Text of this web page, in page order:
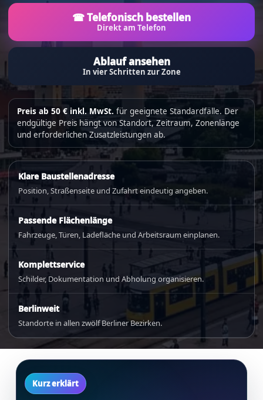
☎ Telefonisch bestellen
Direkt am Telefon
Ablauf ansehen
In vier Schritten zur Zone
Preis ab 50 € inkl. MwSt. für geeignete Standardfälle. Der
endgültige Preis hängt von Standort, Zeitraum, Zonenlänge
und erforderlichen Zusatzleistungen ab.
Klare Baustellenadresse
Position, Straßenseite und Zufahrt eindeutig angeben.
Passende Flächenlänge
Fahrzeuge, Türen, Ladefläche und Arbeitsraum einplanen.
Komplettservice
Schilder, Dokumentation und Abholung organisieren.
Berlinweit
Standorte in allen zwölf Berliner Bezirken.
Kurz erklärt